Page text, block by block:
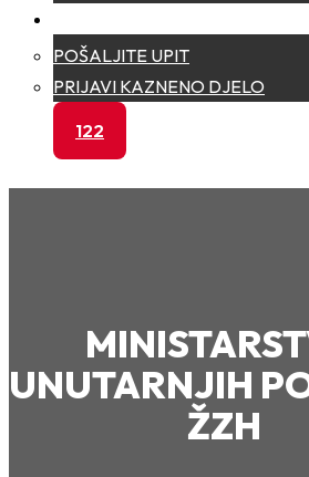
POŠALJITE UPIT
PRIJAVI KAZNENO DJELO
122
UNUTARNJIH
ŽZH